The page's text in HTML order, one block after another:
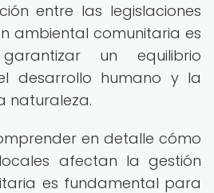
entre las legislaciones
ambiental comunitaria es
un equilibrio
desarrollo humano y la
naturaleza.
en detalle cómo
afectan la gestión
es fundamental para